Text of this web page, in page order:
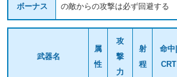
ボーナス
の敵からの攻撃は必ず回避する
武器名
属
性
攻
撃
力
射
程
命中|
CRT